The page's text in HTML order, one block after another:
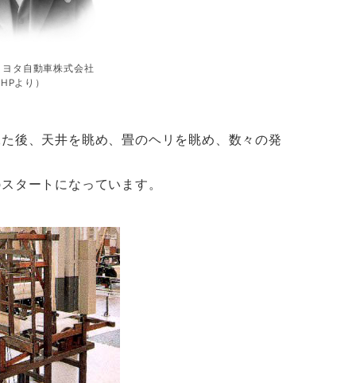
タ自動車株式会社
より）
後、天井を眺め、畳のヘリを眺め、数々の発
タートになっています。